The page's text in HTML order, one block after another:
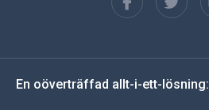
Spanska
tyska
En oöverträffad allt-i-ett-lösning: